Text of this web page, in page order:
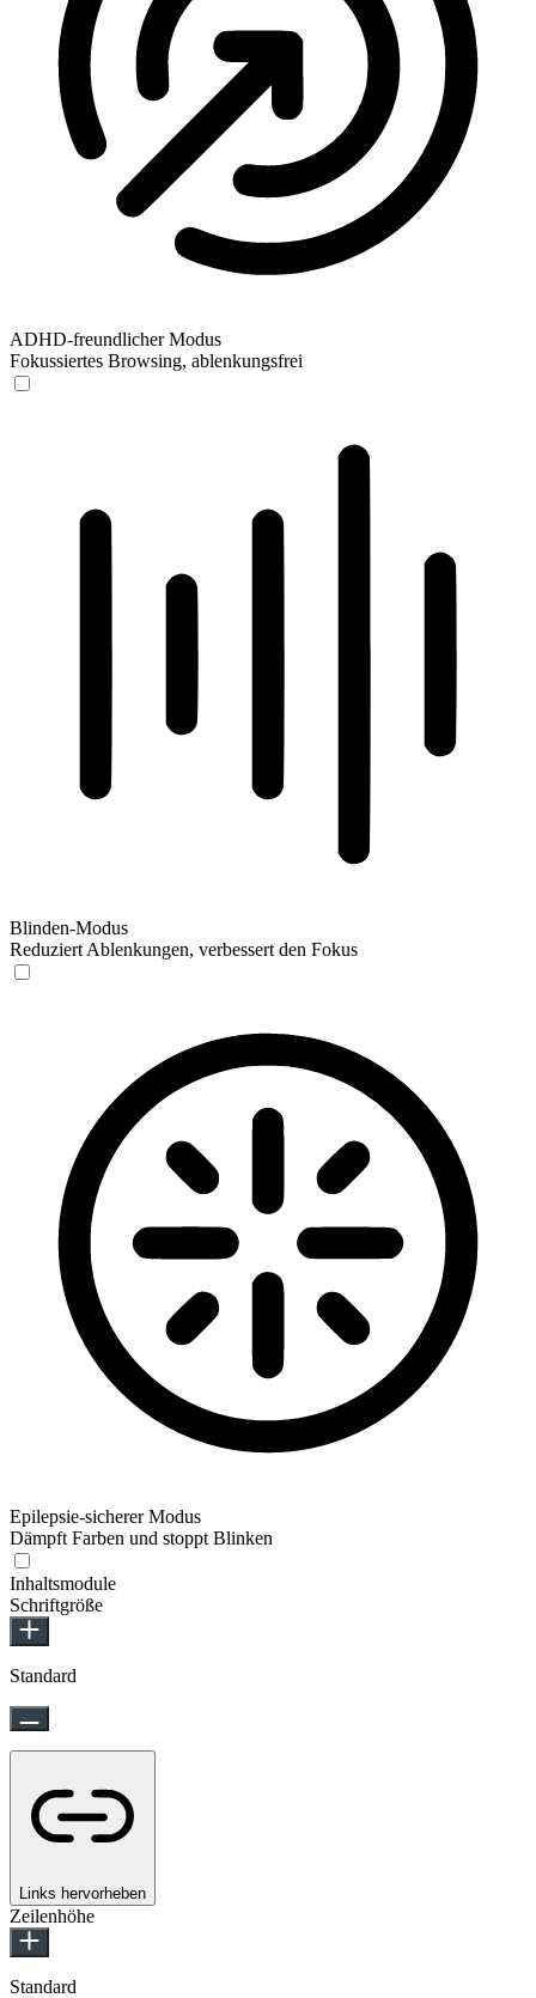
ADHD-freundlicher Modus
Fokussiertes Browsing, ablenkungsfrei
Blinden-Modus
Reduziert Ablenkungen, verbessert den Fokus
Epilepsie-sicherer Modus
Dämpft Farben und stoppt Blinken
Inhaltsmodule
Schriftgröße
Standard
Links hervorheben
Zeilenhöhe
Standard